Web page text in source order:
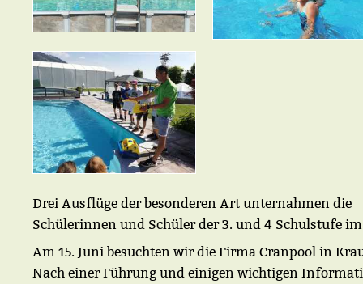
Drei Ausflüge der besonderen Art unternahmen die
Schülerinnen und Schüler der 3. und 4 Schulstufe
Am 15. Juni besuchten wir die Firma Cranpool in
Nach einer Führung und einigen wichtigen